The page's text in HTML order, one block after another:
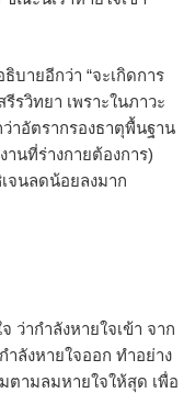
ายอีกว่า “จะเกิดการ
รวิทยา เพราะในภาวะ
าอัตรากรองธาตุพื้นฐาน
านที่ร่างกายต้องการ)
จนลดน้อยลงมาก
ว่ากำลังหายใจเข้า จาก
ลังหายใจออก ทำอย่าง
ตามลมหายใจให้สุด เพื่อ